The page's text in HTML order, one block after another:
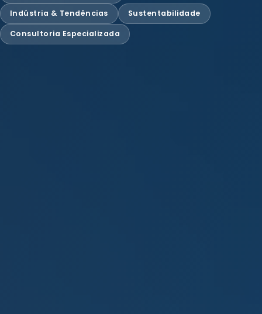
Indústria & Tendências Sustentabilidade
Consultoria Especializada